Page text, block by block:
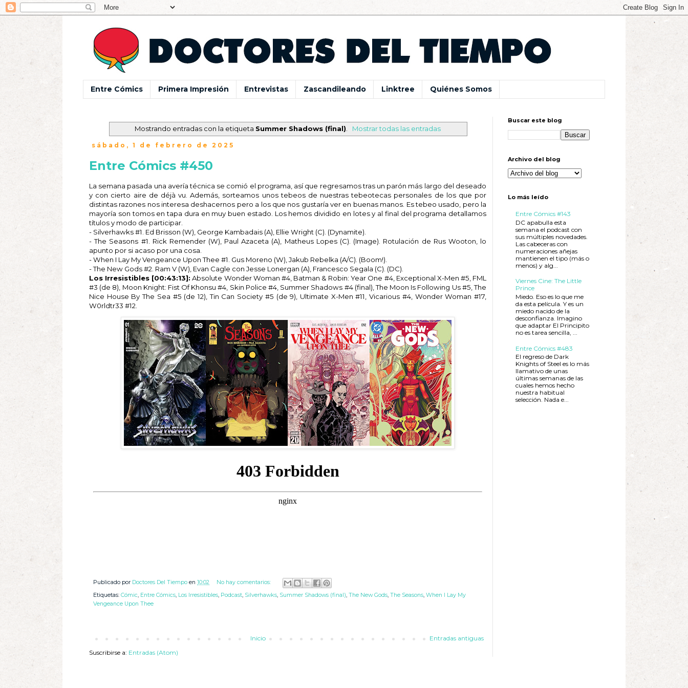
Entre Cómics Primera Impresión Entrevistas Zascandileando Linktree Quiénes Somos
Mostrando entradas con la etiqueta Summer Shadows (final) Mostrar todas las entradas
sábado, 1 de febrero de 2025
Entre Cómics #450
La semana pasada una avería técnica se comió el programa, así que regresamos tras un parón más largo del deseado
y con cierto aire de déjà vu. Además, sorteamos unos tebeos de nuestras tebeotecas personales de los que por
distintas razones nos interesa deshacernos pero a los que nos gustaría ver en buenas manos. Es tebeo usado, pero la
mayoría son tomos en tapa dura en muy buen estado. Los hemos dividido en lotes y al final del programa detallamos
títulos y modo de participar.
- Silverhawks #1. Ed Brisson (W), George Kambadais (A), Ellie Wright (C). (Dynamite).
- The Seasons #1. Rick Remender (W), Paul Azaceta (A), Matheus Lopes (C). (Image). Rotulación de Rus Wooton, lo
apunto por si acaso por una cosa.
- When I Lay My Vengeance Upon Thee #1. Gus Moreno (W), Jakub Rebelka (A/C). (Boom!).
- The New Gods #2. Ram V (W), Evan Cagle con Jesse Lonergan (A), Francesco Segala (C). (DC).
Los Irresistibles [00:43:13]: Absolute Wonder Woman #4, Batman & Robin: Year One #4, Exceptional X-Men #5, FML
#3 (de 8), Moon Knight: Fist Of Khonsu #4, Skin Police #4, Summer Shadows #4 (final), The Moon Is Following Us #5, The
Nice House By The Sea #5 (de 12), Tin Can Society #5 (de 9), Ultimate X-Men #11, Vicarious #4, Wonder Woman #17,
W0rldtr33 #12.
Publicado por Doctores Del Tiempo en 10:02
No hay comentarios:
Etiquetas: Cómic, Entre Cómics, Los Irresistibles, Podcast, Silverhawks, Summer Shadows (final), The New Gods, The Seasons, When I Lay My
Vengeance Upon Thee
Entradas antiguas
Inicio
Suscribirse a: Entradas (Atom)
Buscar este blog
Archivo del blog
Lo más leído
Entre Cómics #143
DC apabulla esta
semana el podcast con
sus múltiples novedades.
Las cabeceras con
numeraciones añejas
mantienen el tipo (más o
menos) y alg...
Viernes Cine: The Little
Prince
Miedo. Eso es lo que me
da esta película. Y es un
miedo nacido de la
desconfianza. Imagino
que adaptar El Principito
no es tarea sencilla, ...
Entre Cómics #483
El regreso de Dark
Knights of Steel es lo más
llamativo de unas
últimas semanas de las
cuales hemos hecho
nuestra habitual
selección. Nada e...